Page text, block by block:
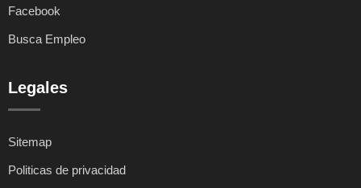
Facebook
Busca Empleo
Legales
Sitemap
Politicas de privacidad